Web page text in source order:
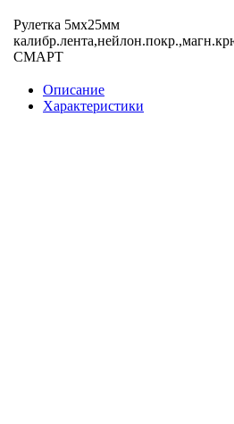
Рулетка 5мх25мм
СМАРТ
Описание
Характеристики